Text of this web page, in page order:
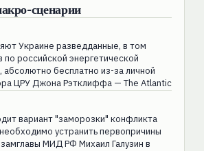
сценарии
Украине разведданные, в том
по российской энергетической
абсолютно бесплатно из-за личной
ЦРУ Джона Рэтклиффа — The Atlantic
вариант "заморозки" конфликта
устранить первопричины
МИД РФ Михаил Галузин в